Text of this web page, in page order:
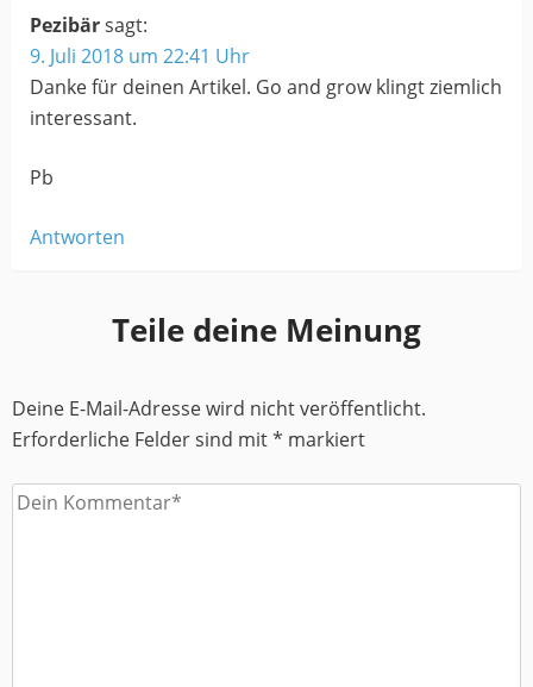
Pezibärsagt:
9. Juli 2018 um 22:41 Uhr
Danke für deinen Artikel. Go and grow klingt ziemlich
interessant.
Pb
Antworten
Teile deine Meinung
Deine E-Mail-Adresse wird nicht veröffentlicht.
Erforderliche Felder sind mit* markiert